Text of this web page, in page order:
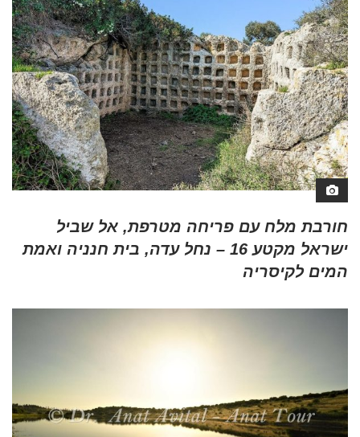
חורבת מלח עם פריחה מטרפת, אל שביל
ישראל מקטע 16 – נחל עדה, בית חנניה ואמת
המים לקיסריה